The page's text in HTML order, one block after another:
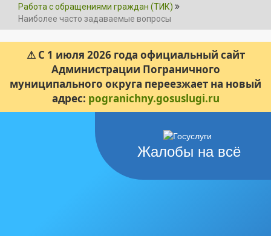
Работа с обращениями граждан (ТИК)
Наиболее часто задаваемые вопросы
⚠ С 1 июля 2026 года официальный сайт
Администрации Пограничного
муниципального округа переезжает на новый
адрес: pogranichny.gosuslugi.ru
Жалобы на всё